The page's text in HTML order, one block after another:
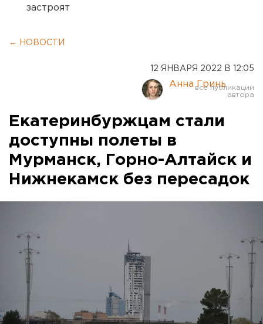
застроят
← НОВОСТИ
12 ЯНВАРЯ 2022 В 12:05
Анна Гринь
Екатеринбуржцам стали
доступны полеты в
Мурманск, Горно-Алтайск и
Нижнекамск без пересадок